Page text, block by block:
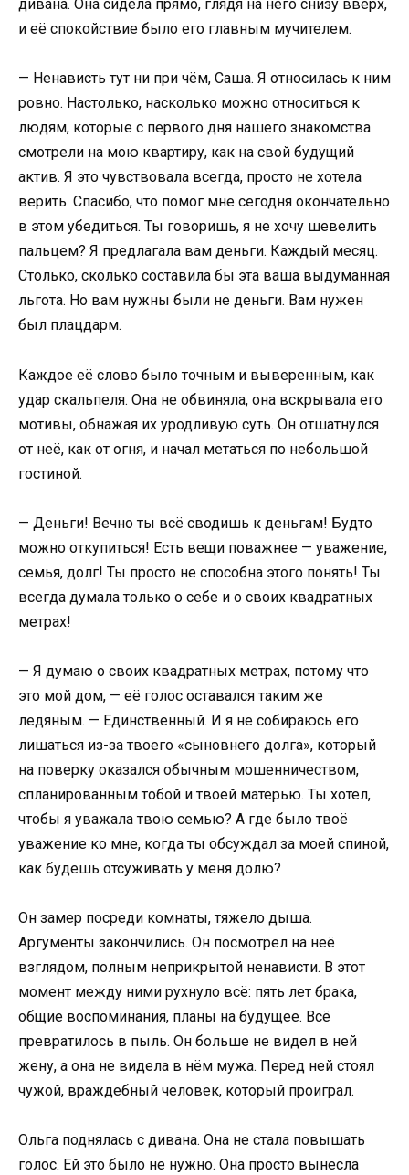
дивана. Она сидела прямо, глядя на него снизу вверх,
и её спокойствие было его главным мучителем.
— Ненависть тут ни при чём, Саша. Я относилась к ним
ровно. Настолько, насколько можно относиться к
людям, которые с первого дня нашего знакомства
смотрели на мою квартиру, как на свой будущий
актив. Я это чувствовала всегда, просто не хотела
верить. Спасибо, что помог мне сегодня окончательно
в этом убедиться. Ты говоришь, я не хочу шевелить
пальцем? Я предлагала вам деньги. Каждый месяц.
Столько, сколько составила бы эта ваша выдуманная
льгота. Но вам нужны были не деньги. Вам нужен
был плацдарм.
Каждое её слово было точным и выверенным, как
удар скальпеля. Она не обвиняла, она вскрывала его
мотивы, обнажая их уродливую суть. Он отшатнулся
от неё, как от огня, и начал метаться по небольшой
гостиной.
— Деньги! Вечно ты всё сводишь к деньгам! Будто
можно откупиться! Есть вещи поважнее — уважение,
семья, долг! Ты просто не способна этого понять! Ты
всегда думала только о себе и о своих квадратных
метрах!
— Я думаю о своих квадратных метрах, потому что
это мой дом, — её голос оставался таким же
ледяным. — Единственный. И я не собираюсь его
лишаться из-за твоего «сыновнего долга», который
на поверку оказался обычным мошенничеством,
спланированным тобой и твоей матерью. Ты хотел,
чтобы я уважала твою семью? А где было твоё
уважение ко мне, когда ты обсуждал за моей спиной,
как будешь отсуживать у меня долю?
Он замер посреди комнаты, тяжело дыша.
Аргументы закончились. Он посмотрел на неё
взглядом, полным неприкрытой ненависти. В этот
момент между ними рухнуло всё: пять лет брака,
общие воспоминания, планы на будущее. Всё
превратилось в пыль. Он больше не видел в ней
жену, а она не видела в нём мужа. Перед ней стоял
чужой, враждебный человек, который проиграл.
Ольга поднялась с дивана. Она не стала повышать
голос. Ей это было не нужно. Она просто вынесла